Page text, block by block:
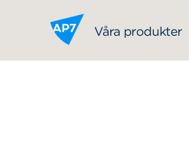
Hoppa till innehållet
Våra produkter